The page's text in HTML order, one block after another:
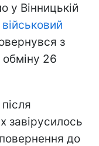
у Вінницькій
з
обміну 26
завірусилось
повернення до